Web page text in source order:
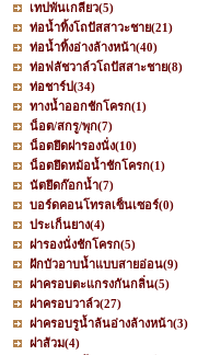
เทปพันเกลียว(5)
ท่อน้ำทิ้งโถปัสสาวะชาย(21)
ท่อน้ำทิ้งอ่างล้างหน้า(40)
ท่อฟลัชวาล์วโถปัสสาะชาย(8)
ท่อชาร์ป(34)
ทางน้ำออกชักโครก(1)
น็อต/สกรู/พุก(7)
น็อตยึดฝารองนั่ง(10)
น็อตยึดหม้อน้ำชักโครก(1)
นัตยึดก๊อกน้ำ(7)
บอร์ดคอนโทรลเซ็นเซอร์(0)
ประเก็นยาง(4)
ฝารองนั่งชักโครก(5)
ฝักบัวอาบน้ำแบบสายอ่อน(9)
ฝาครอบตะแกรงกันกลิ่น(5)
ฝาครอบวาล์ว(27)
ฝาครอบรูน้ำล้นอ่างล้างหน้า(3)
ฝาส้วม(4)